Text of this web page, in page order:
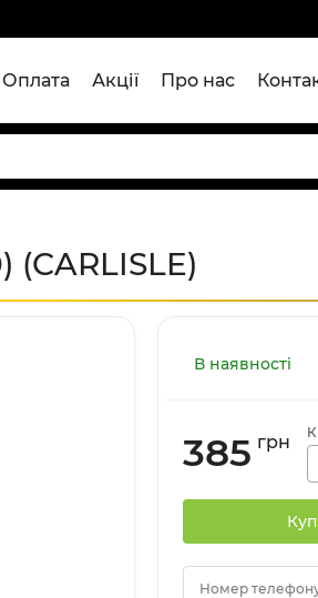
Оплата Акції Про нас
(CARLISLE)
В наявності
385 грн
Номер